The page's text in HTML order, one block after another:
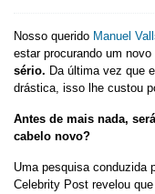
Nosso querido Manuel
estar procurando um
sério. Da última vez que
drástica, isso lhe custou
Antes de mais nada,
cabelo novo?
Uma pesquisa conduzida
Celebrity Post revelou